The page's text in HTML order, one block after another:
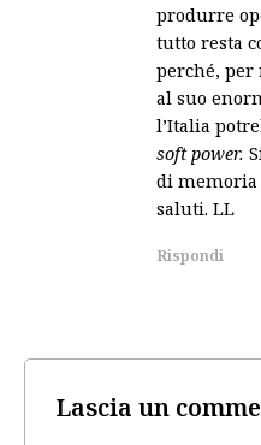
produrre
tutto resta
perché, per
al suo
l’Italia
soft power.
di memoria
saluti. LL
Rispondi
Lascia un